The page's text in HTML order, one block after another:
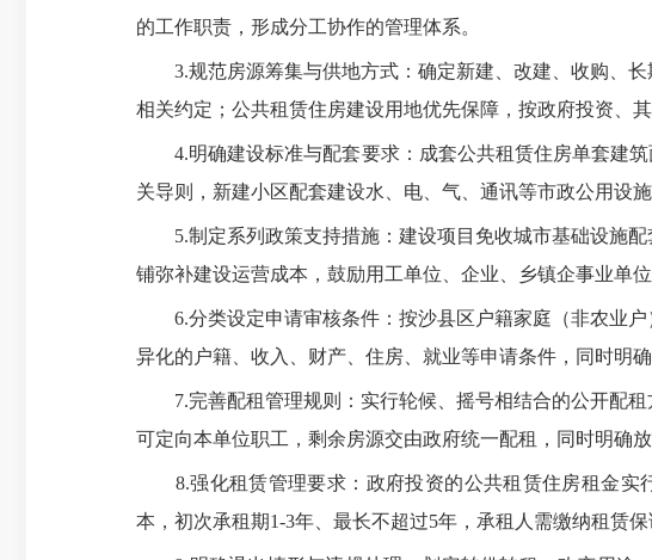
的工作职责，形成分工协作的管理体系。
3.规范房源筹集与供地方式：确定新建、改建、收购、长
相关约定；公共租赁住房建设用地优先保障，按政府投资、
4.明确建设标准与配套要求：成套公共租赁住房单套建筑
关导则，新建小区配套建设水、电、气、通讯等市政公用设施
5.制定系列政策支持措施：建设项目免收城市基础设施配
铺弥补建设运营成本，鼓励用工单位、企业、乡镇企事业单
6.分类设定申请审核条件：按沙县区户籍家庭（非农业户
异化的户籍、收入、财产、住房、就业等申请条件，同时明
7.完善配租管理规则：实行轮候、摇号相结合的公开配租
可定向本单位职工，剩余房源交由政府统一配租，同时明确
8.强化租赁管理要求：政府投资的公共租赁住房租金实
本，初次承租期1-3年、最长不超过5年，承租人需缴纳租赁